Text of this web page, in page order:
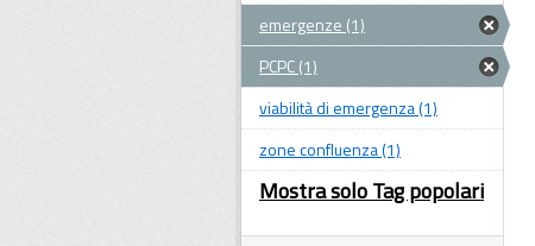
emergenze (1)
PCPC (1)
viabilità di emergenza (1)
zone confluenza (1)
Mostra solo Tag popolari